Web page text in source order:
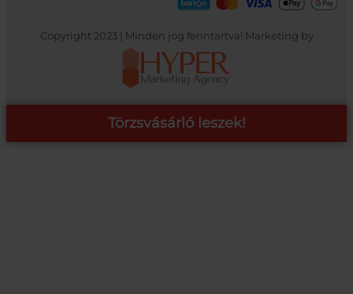
Copyright 2023 | Minden jog fenntartva! Marketing by
Törzsvásárló leszek!